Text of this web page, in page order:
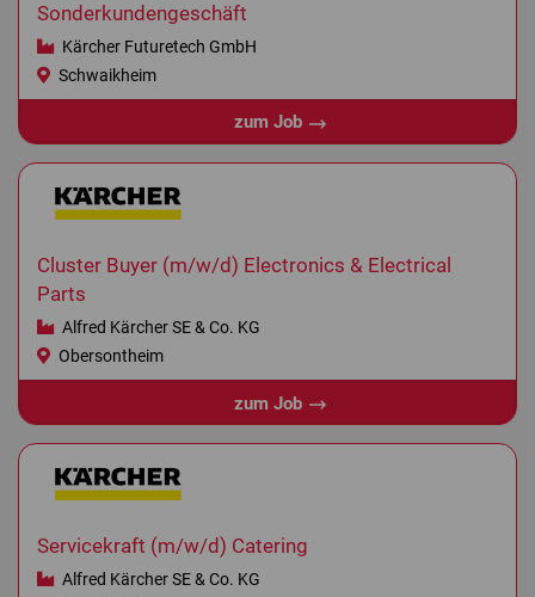
Sonderkundengeschäft
Kärcher Futuretech GmbH
Schwaikheim
zum Job
Cluster Buyer (m/w/d) Electronics & Electrical
Parts
Alfred Kärcher SE & Co. KG
Obersontheim
zum Job
Servicekraft (m/w/d) Catering
Alfred Kärcher SE & Co. KG